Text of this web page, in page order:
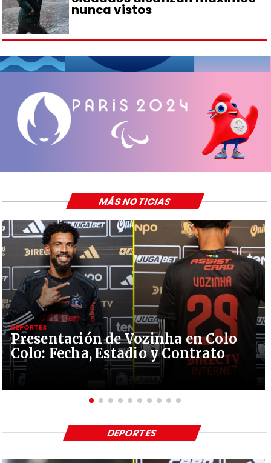
nunca vistos
Presentación de Vozinha en Colo
Colo: Fecha, Estadio y Contrato
DEPORTES
MÁS NOTICIAS
DEPORTES